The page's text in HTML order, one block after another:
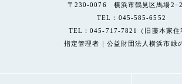
〒230-0076 横浜市鶴見区馬場
TEL：045-585-6552
TEL：045-717-7821（旧藤本家住
指定管理者｜公益財団法人横浜市緑